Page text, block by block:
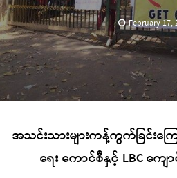
February 17,
အသင်းသားများကန့်ကွက်ခြင်းက
ရေး ကောင်စီနှင့် LBC ကျ